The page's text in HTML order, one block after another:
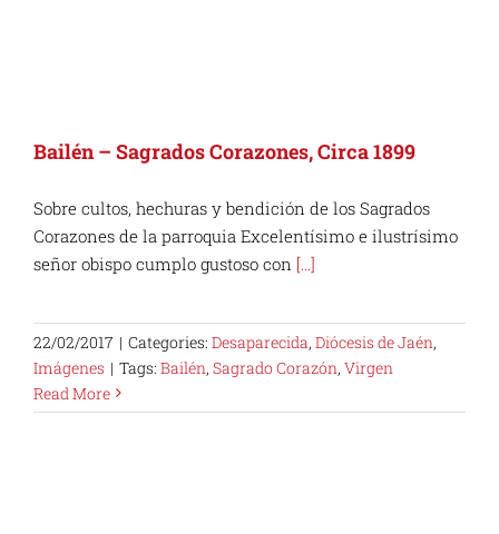
Bailén – Sagrados Corazones, Circa 1899
Sobre cultos, hechuras y bendición de los Sagrados
Corazones de la parroquia Excelentísimo e ilustrísimo
señor obispo cumplo gustoso con [...]
22/02/2017 | Categories: Desaparecida, Diócesis de Jaén,
Imágenes | Tags: Bailén, Sagrado Corazón, Virgen
Read More